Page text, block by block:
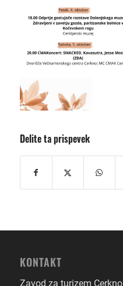
Delite ta prispevek
KONTAKT
Zavod za turizem Cerkno